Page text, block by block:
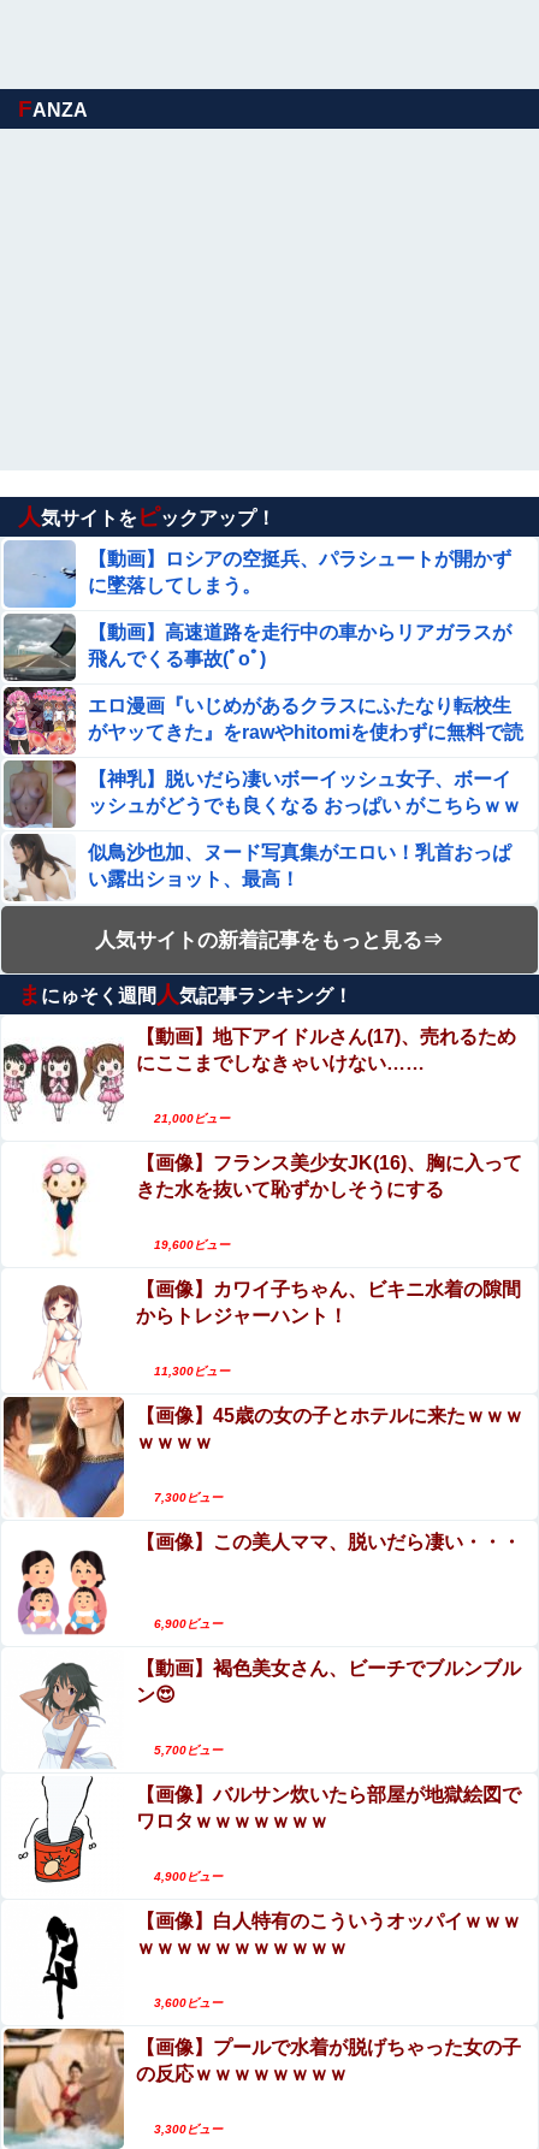
も納得して同居してるんだから干渉しないでくれる！
宮﨑あずさアナ セクシーノースリーブ！！
【神乳】脱いだら凄いボーイッシュ女子、ボーイッシ
ュがどうでも良くなる ”おっぱい” がこちらｗｗｗｗｗ
【動画】大阪府警に射殺されたオッサン、めちゃめちゃ苦
しそうに死ぬ
ドンキのうなぎ食べた14人が食中毒…3歳児から75歳まで
被害
【画像】令和のJKさん、あまりにも発育が良すぎる
wwwwwwww
【画像】 最近のスク水、お股のところがエチエチすぎるｗ
ｗｗ
山田ゆり、AVデビュー＆乳首ヌードお●ぱいがエ□過ぎ
PS4「FF7リメイク」ティファの戦闘シーンの詳細公開！
正拳突きやかかと落としがセクシーだ！
【悲報】中国の不動産市場、ガチで逝く
【悲報】Amazon、デザイン改悪か
特定外来カミキリムシに1匹300円の賞金をかけた高崎市、
初日に1170匹持ち込まれる
【悲報】 ニンダイさん、ピークが開幕大谷翔平のがっかり
ダイレクトだったと言われてしまう
【速報】熊本イオンモール、爆発の原因は『これ』の可能
エロ漫画『この気持ちの名前を教えて』をrawやhitomiを
使わずに無料で読む方法│とりの屋
【スターウォーズ】ライトセーバーって握りづらそう
だよね…
コインランドリーで私物の乾燥機シートを「ご自由にどう
ぞだろw」と勝手に盗もうとしたDQN夫婦！注意したら
「は？名前かいてないんですけど」と逆ギレ
Powered by livedoor 相互RSS
FANZA
人気サイトを ピックアップ！
【動画】ロシアの空挺兵、パラシュートが開かず
に墜落してしまう。
【動画】高速道路を走行中の車からリアガラスが
飛んでくる事故(ﾟoﾟ)
エロ漫画『いじめがあるクラスにふたなり転校生
がヤッてきた』をrawやhitomiを使わずに無料で読
【神乳】脱いだら凄いボーイッシュ女子、ボーイ
ッシュがどうでも良くなる おっぱい がこちらｗｗ
似鳥沙也加、ヌード写真集がエロい！乳首おっぱ
い露出ショット、最高！
【動画】両方馬鹿（笑）ミニストップでトラック
と衝突したドラレコが（ノ∇`）
エロ漫画『この気持ちの名前を教えて』をrawや
hitomiを使わずに無料で読む方法│とりの屋
エロ漫画『TSしてパパのえっちな娘になるバイト
そして娘堕ちするまでがセット』をrawやhitomiを
使わずに無料で読む方法│あむぁいおかし製作所
ヤツはいないだろｗｗ
はいけないセ○クス」、逆にエロいんだが
【閲覧注意】メキシコの街中で生配信した結果…
麻薬カルテルがやって来て、たった3秒で…（動画
山田ゆり、AVデビュー＆乳首ヌードおっぱいがエ
ロ過ぎる！Madonna超大型新人、セックス解禁！
（エロ動画）
人気サイトの新着記事をもっと見る⇒
ま にゅそく週間 人気記事ランキング！
【動画】地下アイドルさん(17)、売れるため
にここまでしなきゃいけない……
21,000ビュー
【画像】フランス美少女JK(16)、胸に入って
きた水を抜いて恥ずかしそうにする
19,600ビュー
【画像】カワイ子ちゃん、ビキニ水着の隙間
からトレジャーハント！
11,300ビュー
【画像】45歳の女の子とホテルに来たｗｗｗ
ｗｗｗｗ
7,300ビュー
【画像】この美人ママ、脱いだら凄い・・・
6,900ビュー
【動画】褐色美女さん、ビーチでブルンブル
ン😍
5,700ビュー
【画像】バルサン炊いたら部屋が地獄絵図で
ワロタｗｗｗｗｗｗｗ
4,900ビュー
【画像】白人特有のこういうオッパイｗｗｗ
ｗｗｗｗｗｗｗｗｗｗｗ
3,600ビュー
【画像】プールで水着が脱げちゃった女の子
の反応ｗｗｗｗｗｗｗｗ
3,300ビューSponsored Link